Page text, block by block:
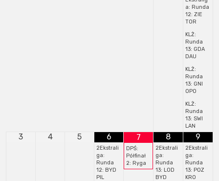
a: Runda
12: ZIE
TOR
KLŻ:
Runda
13: GDA
DAU
KLŻ:
Runda
13: GNI
OPO
KLŻ:
Runda
13: SWI
LAN
3 4 5 6
2Ekstrali
ga:
Runda
12: BYD
PIL
7
DPŚ:
Półfinał
2: Ryga
8
2Ekstrali
ga:
Runda
13: LOD
BYD
9
2Ekstrali
ga:
Runda
13: POZ
KRO